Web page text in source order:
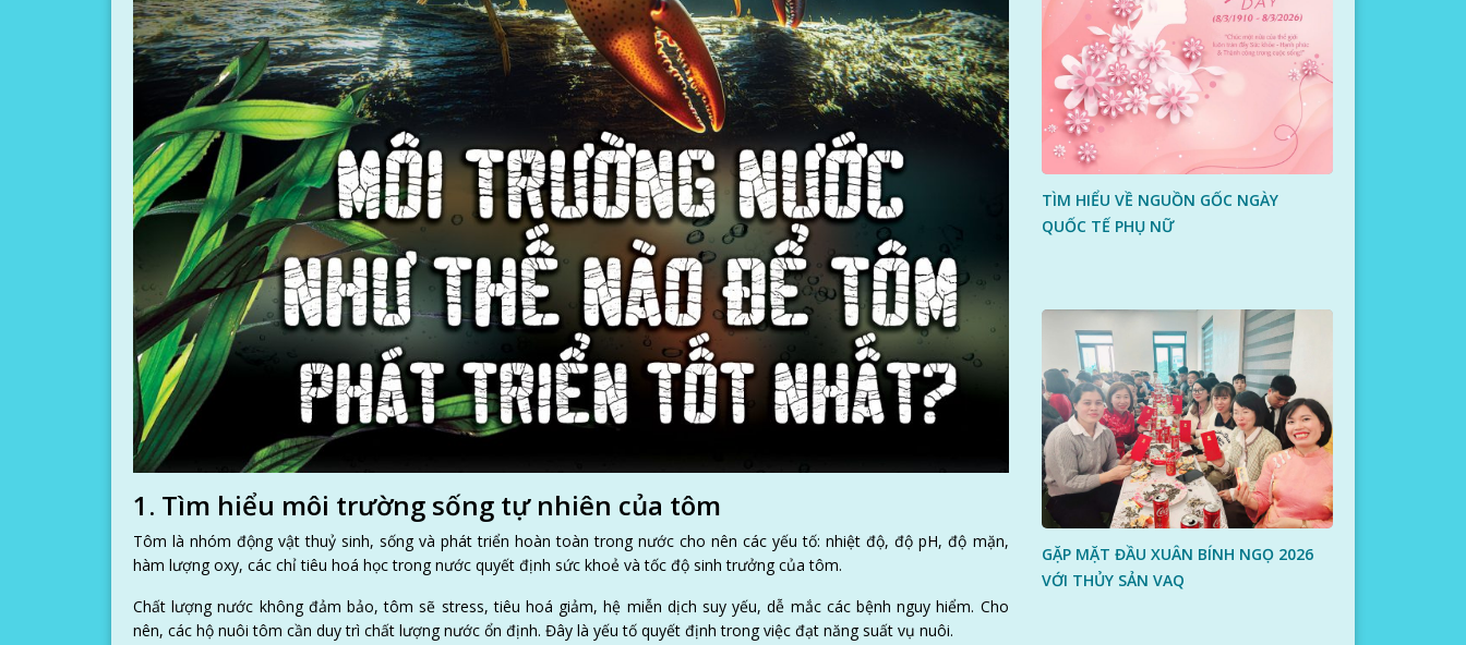
1. Tìm hiểu môi trường sống tự nhiên của tôm
Tôm là nhóm động vật thuỷ sinh, sống và phát triển hoàn toàn trong nước cho nên các yếu tố: nhiệt độ, độ pH, độ mặn,
hàm lượng oxy, các chỉ tiêu hoá học trong nước quyết định sức khoẻ và tốc độ sinh trưởng của tôm.
Chất lượng nước không đảm bảo, tôm sẽ stress, tiêu hoá giảm, hệ miễn dịch suy yếu, dễ mắc các bệnh nguy hiểm. Cho
nên, các hộ nuôi tôm cần duy trì chất lượng nước ổn định. Đây là yếu tố quyết định trong việc đạt năng suất vụ nuôi.
TÌM HIỂU VỀ NGUỒN GỐC NGÀY
QUỐC TẾ PHỤ NỮ
GẶP MẶT ĐẦU XUÂN BÍNH NGỌ 2026
VỚI THỦY SẢN VAQ